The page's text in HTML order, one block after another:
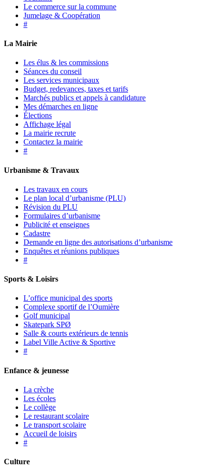
Le commerce sur la commune
Jumelage & Coopération
#
La Mairie
Les élus & les commissions
Séances du conseil
Les services municipaux
Budget, redevances, taxes et tarifs
Marchés publics et appels à candidature
Mes démarches en ligne
Élections
Affichage légal
La mairie recrute
Contactez la mairie
#
Urbanisme & Travaux
Les travaux en cours
Le plan local d’urbanisme (PLU)
Révision du PLU
Formulaires d’urbanisme
Publicité et enseignes
Cadastre
Demande en ligne des autorisations d’urbanisme
Enquêtes et réunions publiques
#
Sports & Loisirs
L’office municipal des sports
Complexe sportif de l’Oumière
Golf municipal
Skatepark SPØ
Salle & courts extérieurs de tennis
Label Ville Active & Sportive
#
Enfance & jeunesse
La crèche
Les écoles
Le collège
Le restaurant scolaire
Le transport scolaire
Accueil de loisirs
#
Culture